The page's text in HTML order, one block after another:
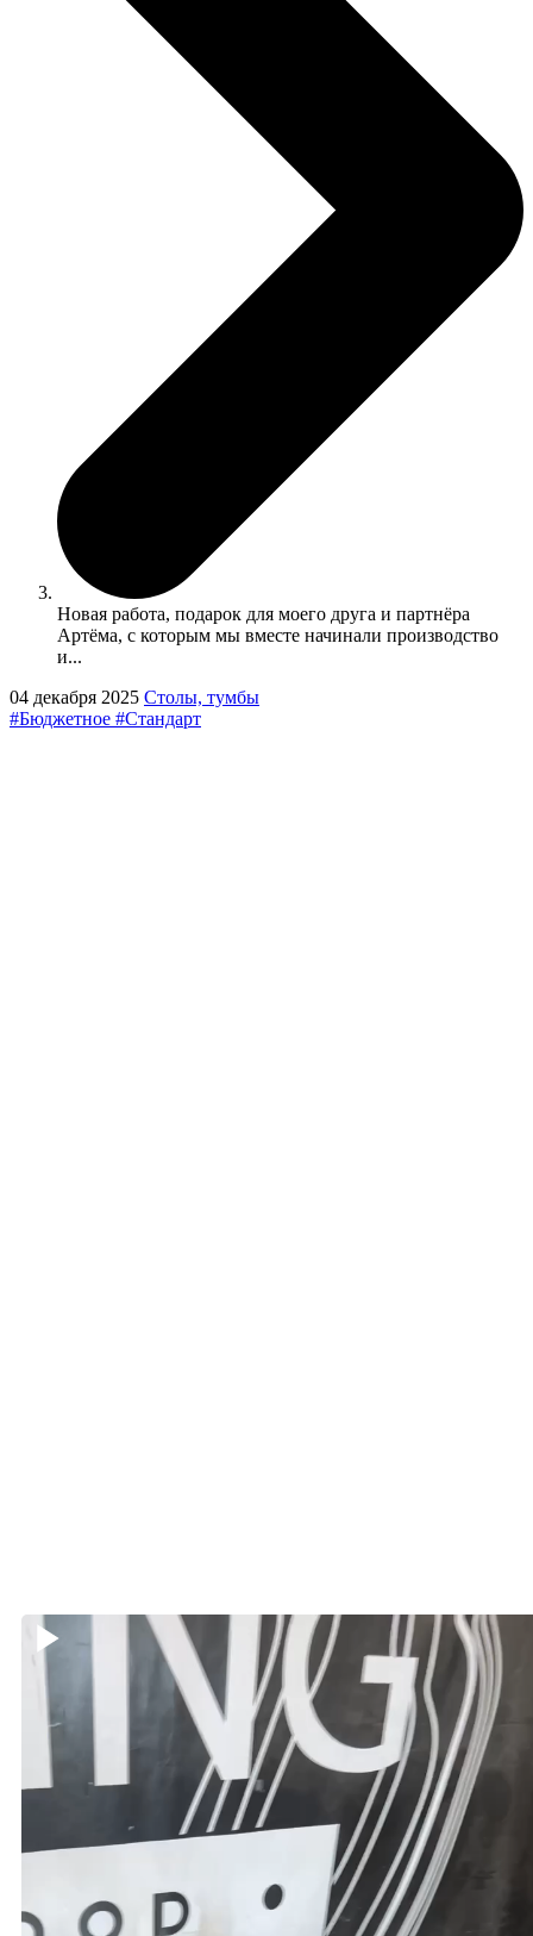
Новая работа, подарок для моего друга и партнёра
Артёма, с которым мы вместе начинали производство
и...
04 декабря 2025 Столы, тумбы
#Бюджетное #Стандарт